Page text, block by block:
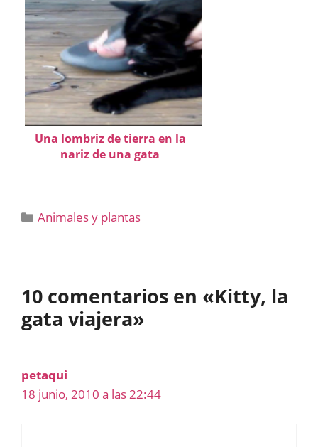
Una lombriz de tierra en la
nariz de una gata
Categorías
Animales y plantas
10 comentarios en «Kitty, la
gata viajera»
petaqui
18 junio, 2010 a las 22:44